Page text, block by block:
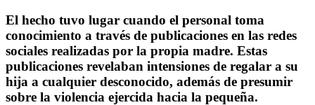
El hecho tuvo lugar cuando el personal toma
conocimiento a través de publicaciones en las redes
sociales realizadas por la propia madre. Estas
publicaciones revelaban intensiones de regalar a su
hija a cualquier desconocido, además de presumir
sobre la violencia ejercida hacia la pequeña.